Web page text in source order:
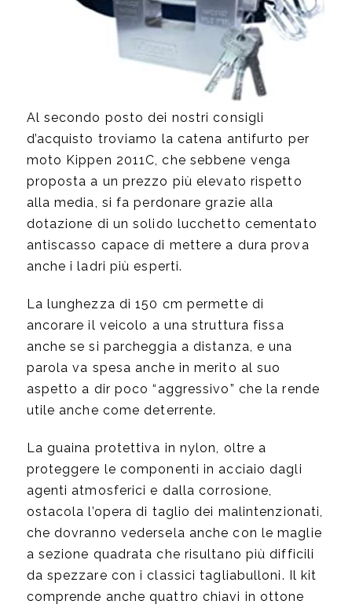
Al secondo posto dei nostri consigli
d’acquisto troviamo la catena antifurto per
moto Kippen 2011C, che sebbene venga
proposta a un prezzo più elevato rispetto
alla media, si fa perdonare grazie alla
dotazione di un solido lucchetto cementato
antiscasso capace di mettere a dura prova
anche i ladri più esperti.
La lunghezza di 150 cm permette di
ancorare il veicolo a una struttura fissa
anche se si parcheggia a distanza, e una
parola va spesa anche in merito al suo
aspetto a dir poco “aggressivo” che la rende
utile anche come deterrente.
La guaina protettiva in nylon, oltre a
proteggere le componenti in acciaio dagli
agenti atmosferici e dalla corrosione,
ostacola l’opera di taglio dei malintenzionati,
che dovranno vedersela anche con le maglie
a sezione quadrata che risultano più difficili
da spezzare con i classici tagliabulloni. Il kit
comprende anche quattro chiavi in ottone